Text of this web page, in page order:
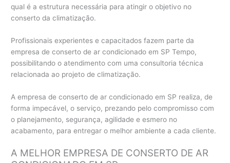
qual é a estrutura necessária para atingir o objetivo no
conserto da climatização.
Profissionais experientes e capacitados fazem parte da
empresa de conserto de ar condicionado em SP Tempo,
possibilitando o atendimento com uma consultoria técnica
relacionada ao projeto de climatização.
A empresa de conserto de ar condicionado em SP realiza, de
forma impecável, o serviço, prezando pelo compromisso com
o planejamento, segurança, agilidade e esmero no
acabamento, para entregar o melhor ambiente a cada cliente.
A MELHOR EMPRESA DE CONSERTO DE AR